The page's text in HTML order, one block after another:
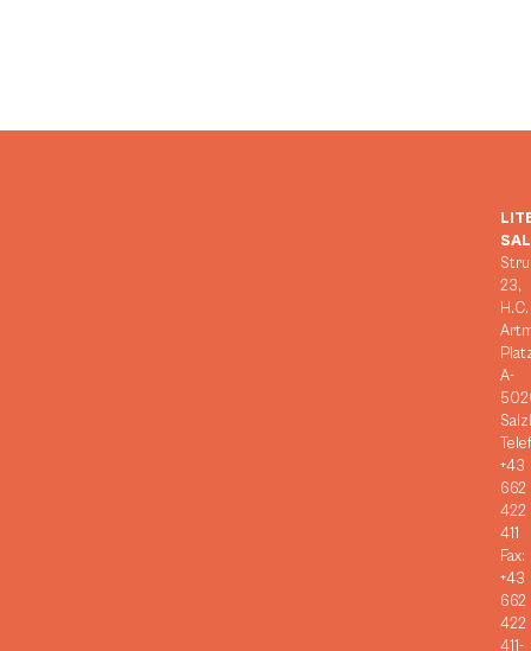
23,
H.C.
A-
+43
662
422
411
Fax:
+43
662
422
411-